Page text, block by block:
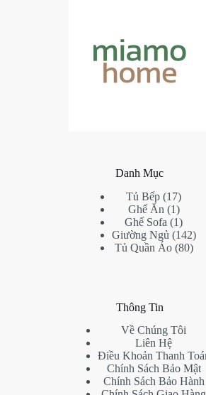
Danh Mục
Tủ Bếp 1717
Ghế Ăn 11
product
Ghế Sofa 11
product
Giường Ngủ 142142
Tủ Quần Áo 8080
Thông Tin
Về Chúng Tôi
Liên Hệ
Điều Khoản Thanh
Chính Sách Bảo Mật
Chính Sách Bảo Hành